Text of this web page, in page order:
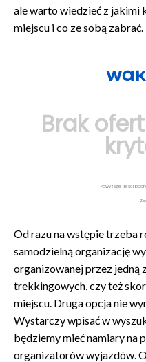
ale warto wiedzieć z jakimi
miejscu i co ze sobą zabrać.
Brak
Powyższe treści
Od razu na wstępie trzeba
samodzielną organizację
organizowanej przez jedną
trekkingowych, czy też
miejscu. Druga opcja nie
Wystarczy wpisać w
będziemy mieć namiary na
organizatorów wyjazdów.